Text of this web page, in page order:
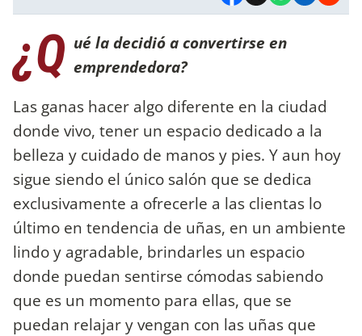
¿Q ué la decidió a convertirse en
emprendedora?
Las ganas hacer algo diferente en la ciudad
donde vivo, tener un espacio dedicado a la
belleza y cuidado de manos y pies. Y aun hoy
sigue siendo el único salón que se dedica
exclusivamente a ofrecerle a las clientas lo
último en tendencia de uñas, en un ambiente
lindo y agradable, brindarles un espacio
donde puedan sentirse cómodas sabiendo
que es un momento para ellas, que se
puedan relajar y vengan con las uñas que